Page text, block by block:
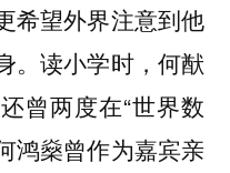
希望外界注意到他
。读小学时，何猷
曾两度在“世界数
鸿燊曾作为嘉宾亲